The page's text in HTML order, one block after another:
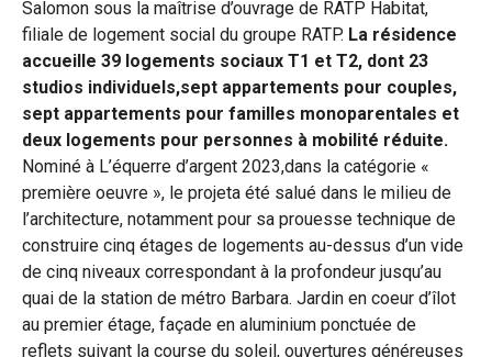
Salomon sous la maîtrise d’ouvrage de RATP Habitat,
filiale de logement social du groupe RATP. La résidence
accueille 39 logements sociaux T1 et T2, dont 23
studios individuels,sept appartements pour couples,
sept appartements pour familles monoparentales et
deux logements pour personnes à mobilité réduite.
Nominé à L’équerre d’argent 2023,dans la catégorie «
première oeuvre », le projeta été salué dans le milieu de
l’architecture, notamment pour sa prouesse technique de
construire cinq étages de logements au-dessus d’un vide
de cinq niveaux correspondant à la profondeur jusqu’au
quai de la station de métro Barbara. Jardin en coeur d’îlot
au premier étage, façade en aluminium ponctuée de
reflets suivant la course du soleil, ouvertures généreuses